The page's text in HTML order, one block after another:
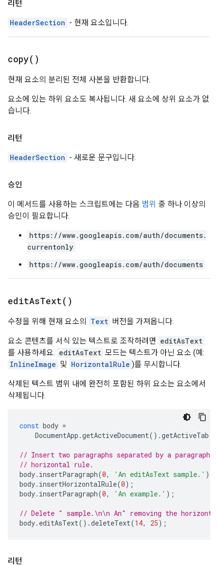
리턴
HeaderSection - 현재 요소입니다.
copy( )
현재 요소의 분리된 전체 사본을 반환합니다.
요소에 있는 하위 요소도 복사됩니다. 새 요소에 상위 요소가 없
습니다.
리턴
HeaderSection - 새로운 문구입니다.
승인
이 메서드를 사용하는 스크립트에는 다음 범위 중 하나 이상의
승인이 필요합니다.
https://www.googleapis.com/auth/documents.
currentonly
https://www.googleapis.com/auth/documents
editAsText( )
수정을 위해 현재 요소의 Text 버전을 가져옵니다.
요소 콘텐츠를 서식 있는 텍스트로 조작하려면 editAsText
를 사용하세요. editAsText 모드는 텍스트가 아닌 요소 (예:
InlineImage 및 HorizontalRule )를 무시합니다.
삭제된 텍스트 범위 내에 완전히 포함된 하위 요소는 요소에서
삭제됩니다.
const body =
DocumentApp .getActiveDocument().getActiveTab
// Insert two paragraphs separated by a paragraph
// horizontal rule.
body. insertParagraph(0, 'An editAsText sample.' );
body. insertHorizontalRule(0);
body. insertParagraph(0, 'An example.' );
// Delete " sample.\n\n An" removing the
body. editAsText().deleteText(14, 25);
리턴